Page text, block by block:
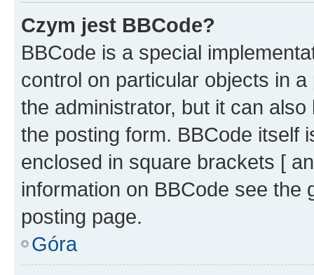
Czym jest BBCode?
BBCode is a special
control on particular objects in
the administrator, but it can
the posting form. BBCode itself
enclosed in square brackets [
information on BBCode see
posting page.
Góra